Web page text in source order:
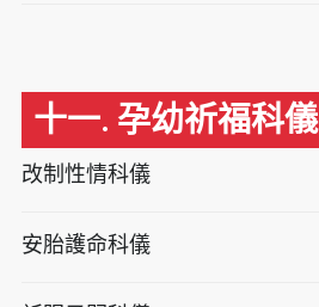
十一. 孕幼祈福科儀
改制性情科儀
安胎護命科儀